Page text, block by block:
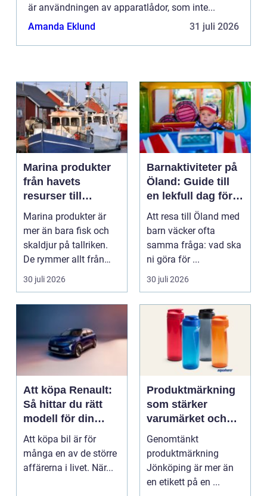
är användningen av apparatlådor, som inte...
Amanda Eklund
31 juli 2026
Marina produkter
från havets
resurser till
hållbara
upplevelser
Marina produkter är
mer än bara fisk och
skaldjur på tallriken.
De rymmer allt från
mat och hälsa ti...
30 juli 2026
Barnaktiviteter på
Öland: Guide till
en lekfull dag för
hela familjen
Att resa till Öland med
barn väcker ofta
samma fråga: vad ska
ni göra för ...
30 juli 2026
Att köpa Renault:
Så hittar du rätt
modell för din
vardag
Att köpa bil är för
många en av de större
affärerna i livet. När...
Produktmärkning
som stärker
varumärket och
förenklar vardagen
Genomtänkt
produktmärkning
Jönköping är mer än
en etikett på en ...